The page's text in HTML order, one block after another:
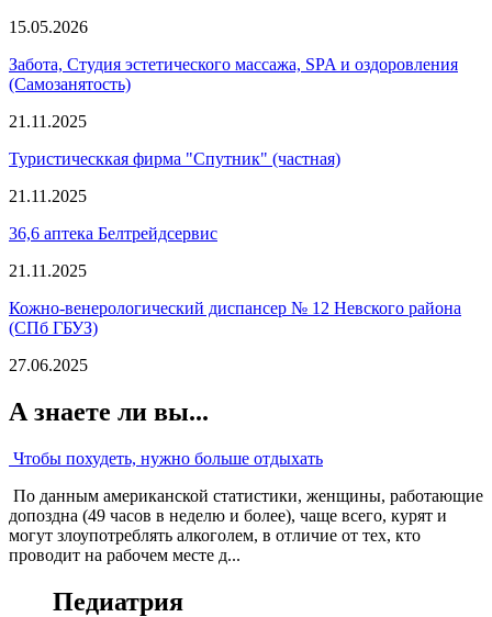
15.05.2026
Забота, Студия эстетического массажа, SPA и оздоровления
(Самозанятость)
21.11.2025
Туристическкая фирма "Спутник" (частная)
21.11.2025
36,6 аптека Белтрейдсервис
21.11.2025
Кожно-венерологический диспансер № 12 Невского района
(СПб ГБУЗ)
27.06.2025
А знаете ли вы...
Чтобы похудеть, нужно больше отдыхать
По данным американской статистики, женщины, работающие
допоздна (49 часов в неделю и более), чаще всего, курят и
могут злоупотреблять алкоголем, в отличие от тех, кто
проводит на рабочем месте д...
Педиатрия